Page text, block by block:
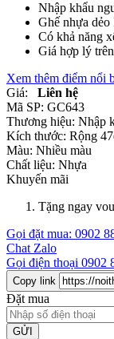
Nhập khẩu
Ghế nhựa dẻo
Có khả năng
Giá hợp lý
Xem thêm điểm nổi
Giá:
Liên hệ
Mã SP: GC643
Thương hiệu: Nhập
Kích thước: Rộng
Màu: Nhiều màu
Chất liệu: Nhựa
Khuyến mãi
Tặng ngay
Gọi đặt mua: 0902
Chat Zalo
Gọi điện thoại 0902
Copy link
Đặt mua
GỬI